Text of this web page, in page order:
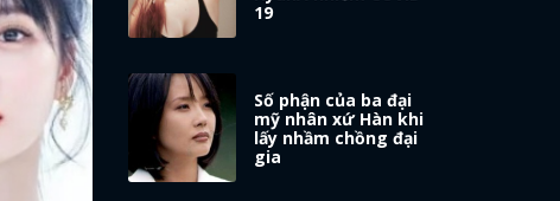
19
Số phận của ba đại
mỹ nhân xứ Hàn khi
lấy nhầm chồng đại
gia